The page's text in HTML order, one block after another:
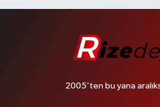
2005'ten bu yana